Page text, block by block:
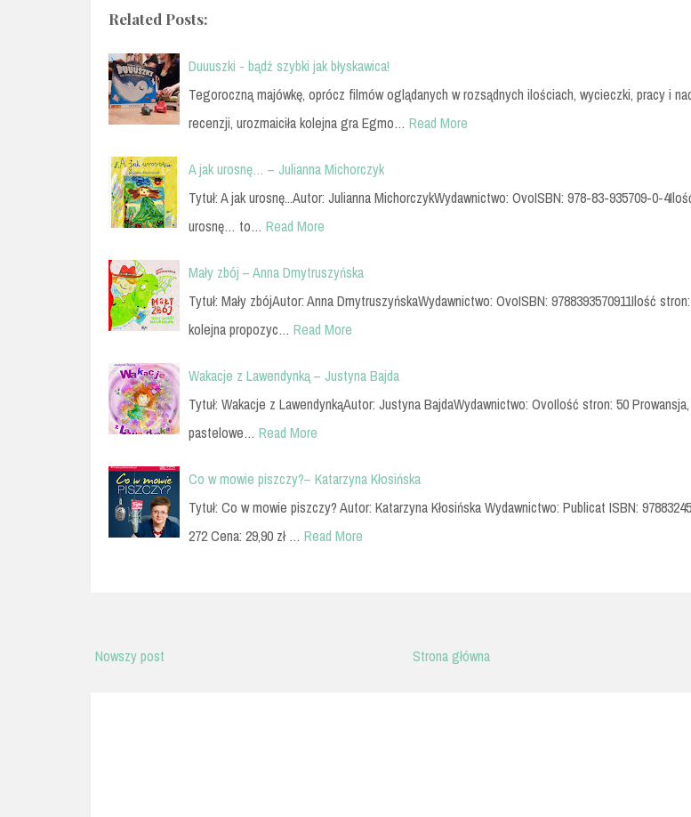
Related Posts:
Duuuszki - bądź szybki jak błyskawica!
Tegoroczną majówkę, oprócz filmów oglądanych w rozsądnych ilościach, wycieczki, pracy i
recenzji, urozmaiciła kolejna gra Egmo… Read More
A jak urosnę… – Julianna Michorczyk
Tytuł: A jak urosnę...Autor: Julianna MichorczykWydawnictwo: OvoISBN: 978-83-935709-0-
urosnę… to… Read More
Mały zbój – Anna Dmytruszyńska
Tytuł: Mały zbójAutor: Anna DmytruszyńskaWydawnictwo: OvoISBN: 9788393570911Ilość
kolejna propozyc… Read More
Wakacje z Lawendynką – Justyna Bajda
Tytuł: Wakacje z LawendynkąAutor: Justyna BajdaWydawnictwo: OvoIlość stron: 50
pastelowe… Read More
Co w mowie piszczy?– Katarzyna Kłosińska
Tytuł: Co w mowie piszczy? Autor: Katarzyna Kłosińska Wydawnictwo: Publicat ISBN:
272 Cena: 29,90 zł … Read More
Nowszy post Strona główna